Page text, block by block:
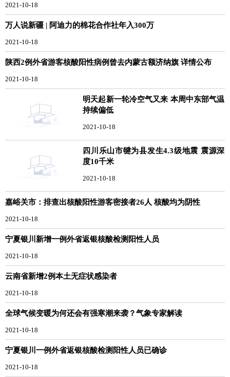
2021-10-18
万人说新疆 | 阿迪力的棉花合作社年入300万
2021-10-18
陕西2例外省游客核酸阳性病例曾去内蒙古额济纳旗 详情公布
2021-10-18
明天起新一轮冷空气又来 本周中东部气温
持续偏低
2021-10-18
四川乐山市犍为县发生4.3级地震 震源深
度10千米
2021-10-18
嘉峪关市：排查出核酸阳性游客密接者26人 核酸均为阴性
2021-10-18
宁夏银川新增一例外省返银核酸检测阳性人员
2021-10-18
云南省新增2例本土无症状感染者
2021-10-18
全球气候变暖为何还会有强寒潮来袭？气象专家解读
2021-10-18
宁夏银川一例外省返银核酸检测阳性人员已确诊
2021-10-18